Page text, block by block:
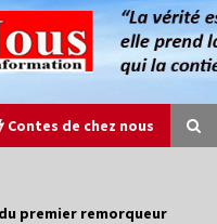
Contes de chez nous
premier remorqueur